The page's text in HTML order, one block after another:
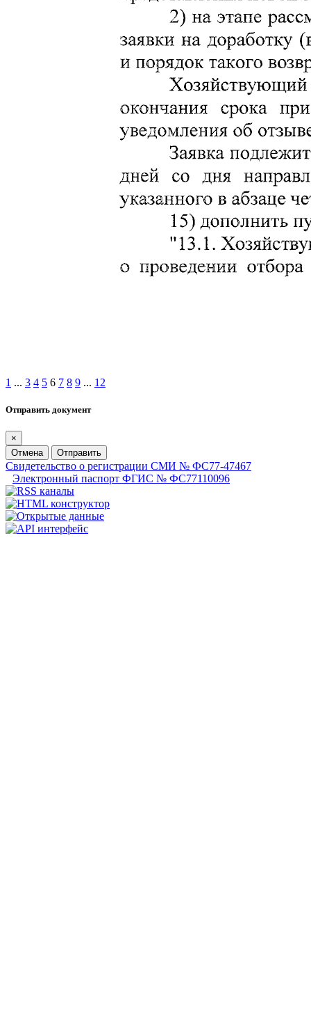
1 ... 3 4 5 6 7 8 9 ... 12
Отправить документ
×
Отмена
Отправить
Свидетельство о регистрации СМИ № ФС77-47467
Электронный паспорт ФГИС № ФС77110096